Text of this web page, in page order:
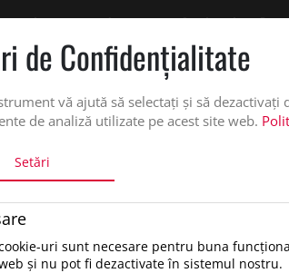
de pret personalizata pe office@updateadv.ro.
SERVICII PERSONALIZARE
BRELOC, DWELL
Breloc, Dwell,
de Confidenţialitate
vă ajută să selectați și să
de analiză utilizate pe acest site web.
Setări
uri sunt necesare pentru buna
și nu pot fi dezactivate în sistemul nostru.